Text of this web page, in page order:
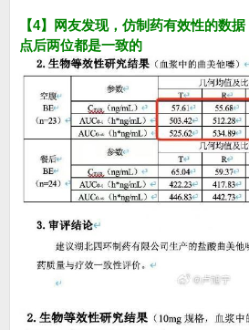
【4】网友发现，仿制药有效性的数
点后两位都是一致的